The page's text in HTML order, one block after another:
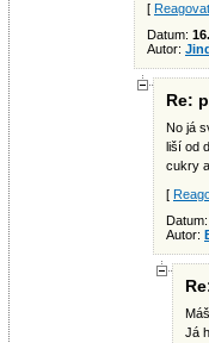
[ Reagovat
Datum:
Autor:
Re:
No já
liší od
cukry
[
Datum:
Autor:
Já